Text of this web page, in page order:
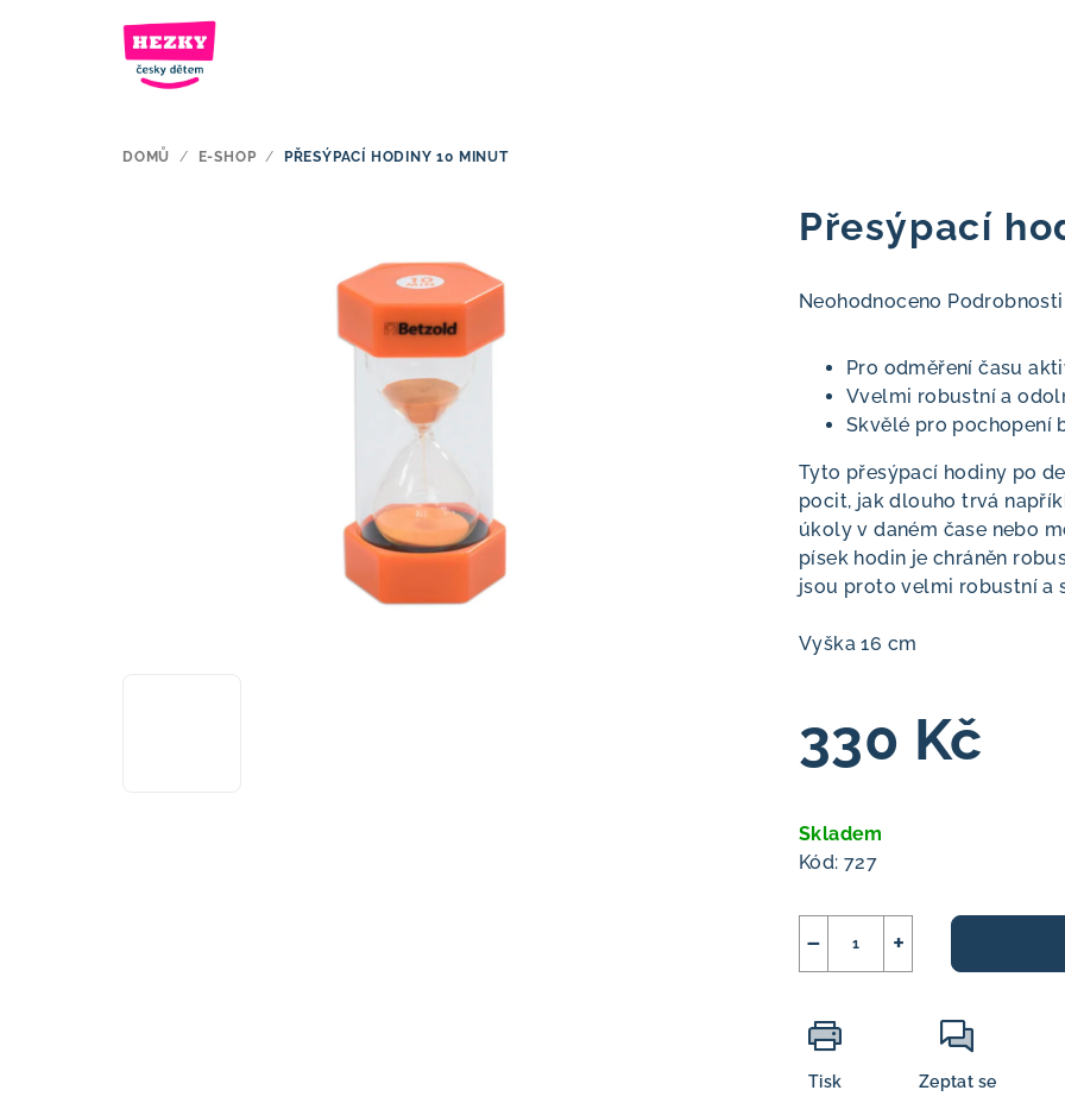
DOMŮ / E-SHOP / PŘESÝPACÍ HODINY 10 MINUT
Přesýpací
Průměrné
produktu
5
hvězdiček.
Neohodnoceno
‎Pro odměření času
Vvelmi robustní a
‎Skvělé pro pochopení
‎Tyto přesýpací hodiny po
pocit, jak dlouho trvá
úkoly v daném čase nebo
písek hodin je chráněn
jsou proto velmi robustní a
Vyška 16 cm
330 Kč
cena:
Skladem
Kód: 727
+
−
Tisk Zeptat se